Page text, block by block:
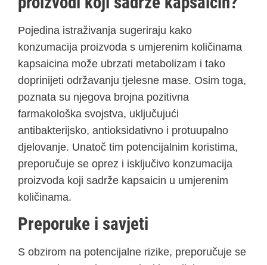
Pojedina istraživanja sugeriraju kako
konzumacija proizvoda s umjerenim količinama
kapsaicina može ubrzati metabolizam i tako
doprinijeti održavanju tjelesne mase. Osim toga,
poznata su njegova brojna pozitivna
farmakološka svojstva, uključujući
antibakterijsko, antioksidativno i protuupalno
djelovanje. Unatoč tim potencijalnim koristima,
preporučuje se oprez i isključivo konzumacija
proizvoda koji sadrže kapsaicin u umjerenim
količinama.
Preporuke i savjeti
S obzirom na potencijalne rizike, preporučuje se